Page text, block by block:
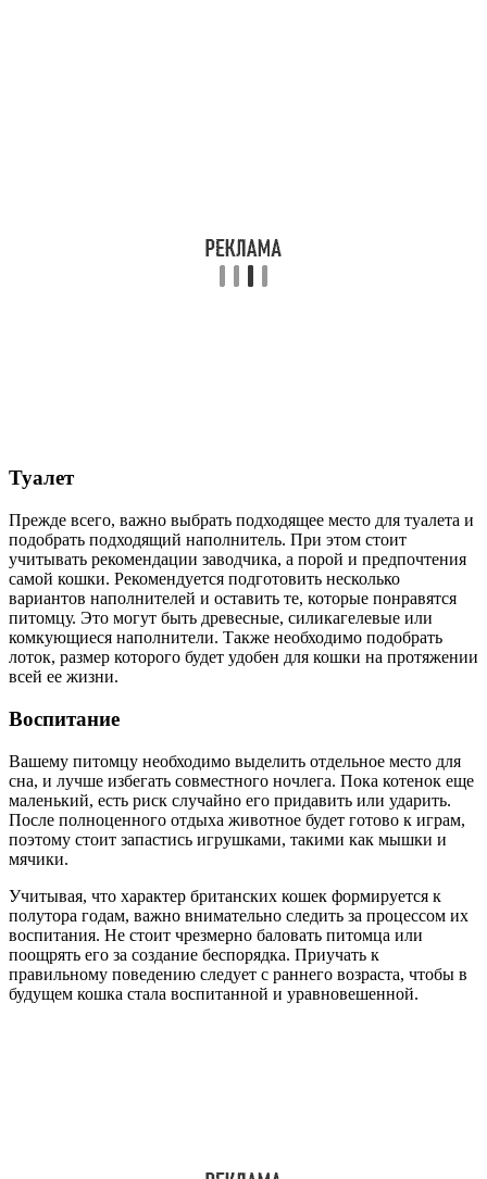
Туалет
Прежде всего, важно выбрать подходящее место для туалета и
подобрать подходящий наполнитель. При этом стоит
учитывать рекомендации заводчика, а порой и предпочтения
самой кошки. Рекомендуется подготовить несколько
вариантов наполнителей и оставить те, которые понравятся
питомцу. Это могут быть древесные, силикагелевые или
комкующиеся наполнители. Также необходимо подобрать
лоток, размер которого будет удобен для кошки на протяжении
всей ее жизни.
Воспитание
Вашему питомцу необходимо выделить отдельное место для
сна, и лучше избегать совместного ночлега. Пока котенок еще
маленький, есть риск случайно его придавить или ударить.
После полноценного отдыха животное будет готово к играм,
поэтому стоит запастись игрушками, такими как мышки и
мячики.
Учитывая, что характер британских кошек формируется к
полутора годам, важно внимательно следить за процессом их
воспитания. Не стоит чрезмерно баловать питомца или
поощрять его за создание беспорядка. Приучать к
правильному поведению следует с раннего возраста, чтобы в
будущем кошка стала воспитанной и уравновешенной.